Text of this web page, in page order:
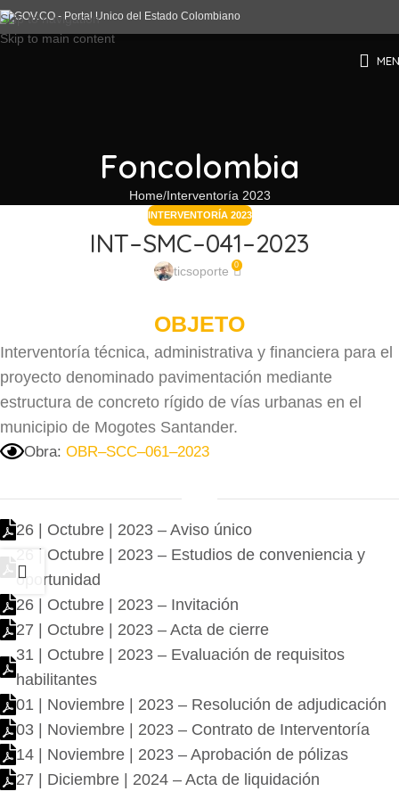
Skip to navigation
Skip to main content
Foncolombia
Home Interventoría 2023
INTERVENTORÍA 2023
INT–SMC–041–2023
ticsoporte 0
OBJETO
Interventoría técnica, administrativa y financiera para el
proyecto denominado pavimentación mediante
estructura de concreto rígido de vías urbanas en el
municipio de Mogotes Santander.
Obra: OBR–SCC–061–2023
26 | Octubre | 2023 – Aviso único
26 | Octubre | 2023 – Estudios de conveniencia y
oportunidad
26 | Octubre | 2023 – Invitación
27 | Octubre | 2023 – Acta de cierre
31 | Octubre | 2023 – Evaluación de requisitos
habilitantes
01 | Noviembre | 2023 – Resolución de adjudicación
03 | Noviembre | 2023 – Contrato de Interventoría
14 | Noviembre | 2023 – Aprobación de pólizas
27 | Diciembre | 2024 – Acta de liquidación